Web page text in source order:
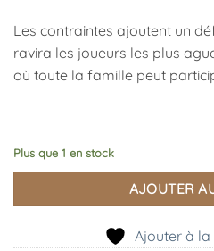
Les contraintes ajoutent un
ravira les joueurs les plus
où toute la famille peut
Plus que 1 en stock
AJOUTER
Ajouter à la